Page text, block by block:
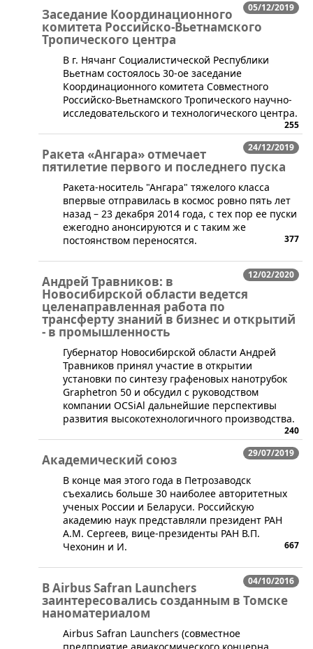
05/12/2019
Заседание Координационного
комитета Российско-Вьетнамского
Тропического центра
​В г. Нячанг Социалистической Республики
Вьетнам состоялось 30-ое заседание
Координационного комитета Совместного
Российско-Вьетнамского Тропического научно-
исследовательского и технологического центра.
255
24/12/2019
Ракета «Ангара» отмечает
пятилетие первого и последнего пуска
​Ракета-носитель "Ангара" тяжелого класса
впервые отправилась в космос ровно пять лет
назад – 23 декабря 2014 года, с тех пор ее пуски
ежегодно анонсируются и с таким же
постоянством переносятся.
377
12/02/2020
Андрей Травников: в
Новосибирской области ведется
целенаправленная работа по
трансферту знаний в бизнес и открытий
- в промышленность
Губернатор Новосибирской области Андрей
Травников принял участие в открытии
установки по синтезу графеновых нанотрубок
Graphetron 50 и обсудил с руководством
компании OCSiAl дальнейшие перспективы
развития высокотехнологичного производства.
240
29/07/2019
Академический союз
​В конце мая этого года в Петрозаводск
съехались больше 30 наиболее авторитетных
ученых России и Беларуси. Российскую
академию наук представляли президент РАН
А.М. Сергеев, вице-президенты РАН В.П.
Чехонин и И.
667
04/10/2016
В Airbus Safran Launchers
заинтересовались созданным в Томске
наноматериалом
​Airbus Safran Launchers (совместное